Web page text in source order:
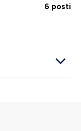
6 posti